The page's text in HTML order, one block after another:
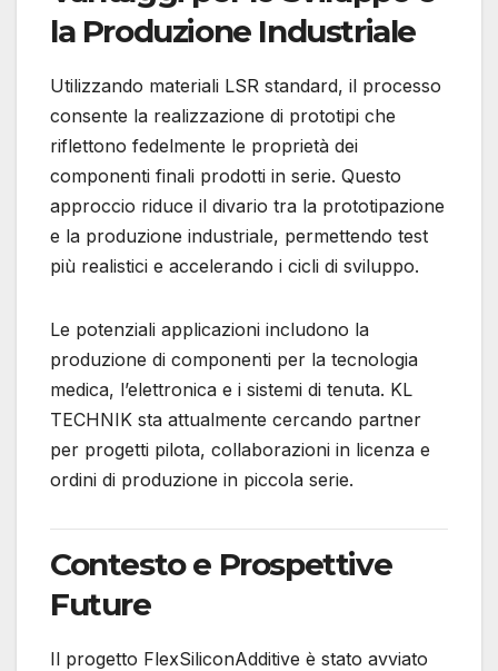
la Produzione Industriale
Utilizzando materiali LSR standard, il processo
consente la realizzazione di prototipi che
riflettono fedelmente le proprietà dei
componenti finali prodotti in serie. Questo
approccio riduce il divario tra la prototipazione
e la produzione industriale, permettendo test
più realistici e accelerando i cicli di sviluppo.
Le potenziali applicazioni includono la
produzione di componenti per la tecnologia
medica, l’elettronica e i sistemi di tenuta. KL
TECHNIK sta attualmente cercando partner
per progetti pilota, collaborazioni in licenza e
ordini di produzione in piccola serie.
Contesto e Prospettive
Future
Il progetto FlexSiliconAdditive è stato avviato